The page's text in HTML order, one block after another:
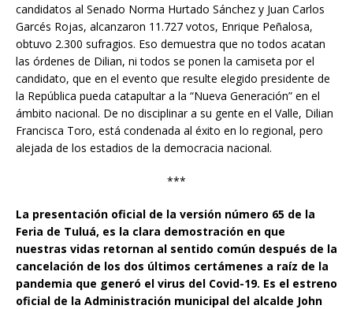
candidatos al Senado Norma Hurtado Sánchez y Juan Carlos
Garcés Rojas, alcanzaron 11.727 votos, Enrique Peñalosa,
obtuvo 2.300 sufragios. Eso demuestra que no todos acatan
las órdenes de Dilian, ni todos se ponen la camiseta por el
candidato, que en el evento que resulte elegido presidente de
la República pueda catapultar a la “Nueva Generación” en el
ámbito nacional. De no disciplinar a su gente en el Valle, Dilian
Francisca Toro, está condenada al éxito en lo regional, pero
alejada de los estadios de la democracia nacional.
***
La presentación oficial de la versión número 65 de la
Feria de Tuluá, es la clara demostración en que
nuestras vidas retornan al sentido común después de la
cancelación de los dos últimos certámenes a raíz de la
pandemia que generó el virus del Covid-19. Es el estreno
oficial de la Administración municipal del alcalde John